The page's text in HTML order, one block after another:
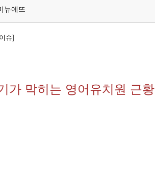
뉴에뜨
슈]
가 막히는 영어유치원 근황